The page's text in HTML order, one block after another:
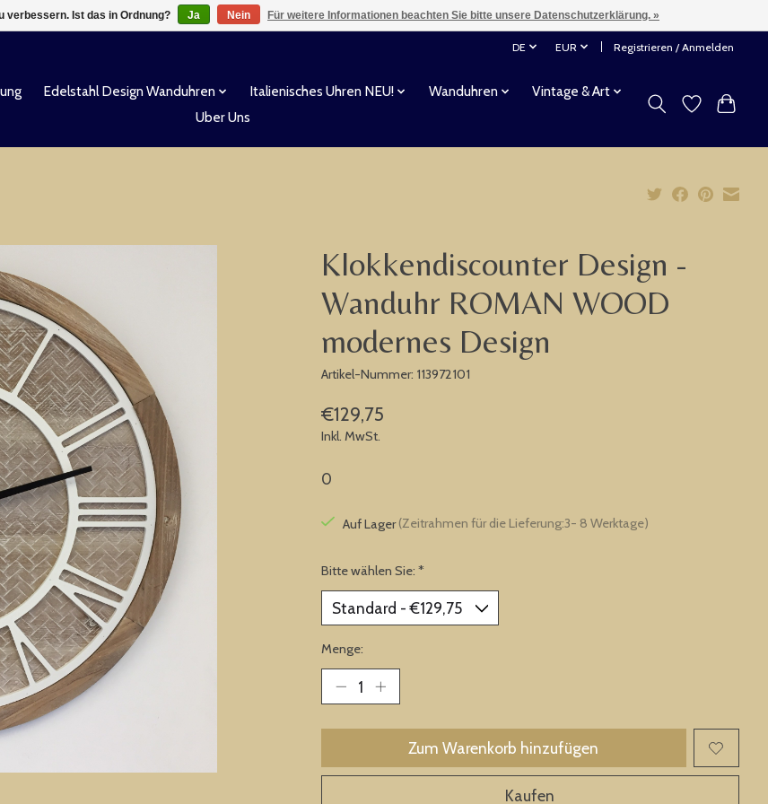
DE EUR Registrieren / Anmelden
Edelstahl Design Wanduhren Italienisches Uhren NEU! Wanduhren
Vintage & Art
Uber Uns
Klokkendiscounter Design -
Wanduhr ROMAN WOOD
modernes Design
Artikel-Nummer: 113972101
€129,75
Inkl. MwSt.
0
Auf Lager(Zeitrahmen für die Lieferung:3- 8 Werktage)
Bitte wählen Sie: *
Menge:
Zum Warenkorb hinzufügen
Kaufen
verbessern. Ist das in Ordnung? Ja Nein Für weitere Informationen beachten Sie bitte unsere Datenschutzerklärung. »